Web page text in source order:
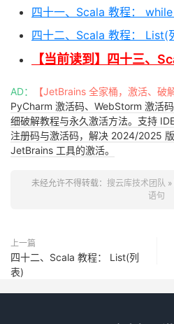
四十一、Scala 教程：
四十二、Scala 教程： List(
【当前读到】四十三、
AD： 【JetBrains 全家桶，激活、破
PyCharm 激活码、WebStorm 激活
细破解教程与永久激活方法。支持
注册码与激活码，解决 2024/2025
JetBrains 工具的激活。
未经允许不得转载： 搜云库技术团队 »
语句
上一篇
四十二、Scala 教程： List(列
表)